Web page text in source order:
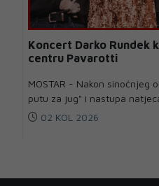
Koncert Darko Rundek
centru Pavarotti
MOSTAR - Nakon sinoćnjeg
putu za jug" i nastupa
02 KOL 2026